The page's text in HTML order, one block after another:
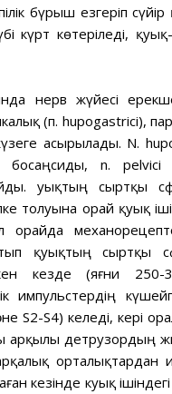
бүрыш езгеріп
күрт көтеріледі,
нерв жүйесі
(п. hupogastrici),
асырылады. N.
n. pelvici
Қуықтың сыртқы
толуына орай қуық
орайда
қуықтың сыртқы
кезде (яғни
импульстердің
S2-S4) келеді, кері
детрузордың
орталықтардан
кезінде куық